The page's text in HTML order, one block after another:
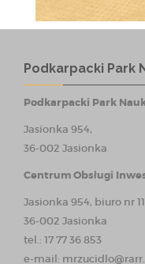
Podkarpacki Park
Podkarpacki Park
Jasionka 954,
36-002 Jasionka
Centrum Obsługi
Jasionka 954, biuro nr
36-002 Jasionka
tel.: 17 77 36 853
e-mail: